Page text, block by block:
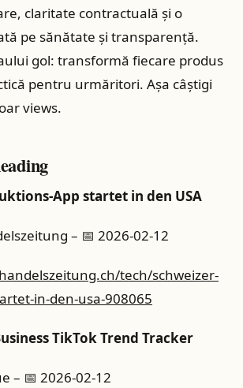
claritate contractuală și o
pe sănătate și transparență.
gol: transformă fiecare produs
pentru urmăritori. Aşa câștigi
views.
App startet in den USA
– 📅 2026-02-12
tech/schweizer-
in-den-usa-908065
TikTok Trend Tracker
– 📅 2026-02-12